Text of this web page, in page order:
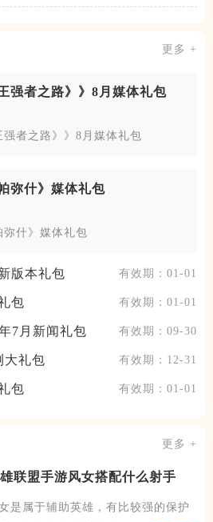
更多 +
强者之路》》8月媒体礼包
强者之路》》8月媒体礼包
弥什》媒体礼包
弥什》媒体礼包
版本礼包 有效期：01-01
包 有效期：01-01
7月新闻礼包 有效期：09-30
大礼包 有效期：12-31
包 有效期：01-01
更多 +
联盟手游风女搭配什么射手
是属于辅助英雄，有比较强的保护